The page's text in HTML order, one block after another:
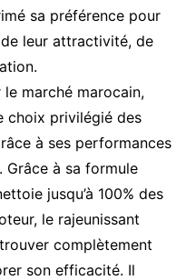
sa préférence pour
leur attractivité, de
marché marocain,
choix privilégié des
à ses performances
Grâce à sa formule
jusqu’à 100% des
le rajeunissant
complètement
son efficacité. Il